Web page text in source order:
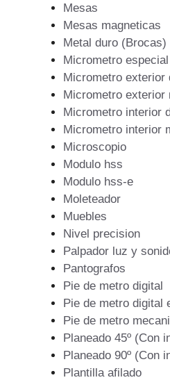
Mesas
Mesas magneticas
Metal duro (Brocas)
Micrometro especial
Micrometro exterior
Micrometro exterior
Micrometro interior
Micrometro interior
Microscopio
Modulo hss
Modulo hss-e
Moleteador
Muebles
Nivel precision
Palpador luz y
Pantografos
Pie de metro digital
Pie de metro digital
Pie de metro
Planeado 45º (Con
Planeado 90º (Con
Plantilla afilado